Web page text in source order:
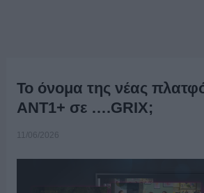
Το όνομα της νέας
ΑΝΤ1+ σε ….GRIX;
11/06/2026